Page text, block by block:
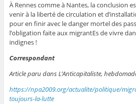
À Rennes comme à Nantes, la conclusion
venir à la liberté de circulation et
pour en finir avec le danger mortel des
l’obligation faite aux migrantEs de vivre
indignes !
Correspondant
Article paru dans L’Anticapitaliste,
https://npa2009.org/actualite/politique/
toujours-la-lutte